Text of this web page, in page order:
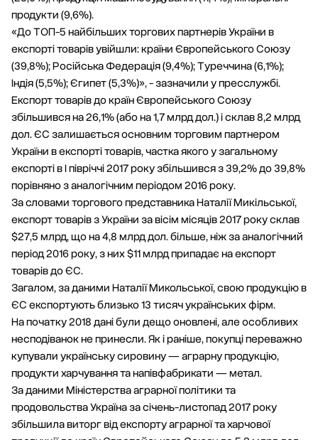
продукти (9,6%).
«До ТОП-5 найбільших торгових партнерів України в
експорті товарів увійшли: країни Європейського Союзу
(39,8%); Російська Федерація (9,4%); Туреччина (6,1%);
Індія (5,5%); Єгипет (5,3%)», - зазначили у пресслужбі.
Експорт товарів до країн Європейського Союзу
збільшився на 26,1% (або на 1,7 млрд дол.) і склав 8,2 млрд
дол. ЄС залишається основним торговим партнером
України в експорті товарів, частка якого у загальному
експорті в I півріччі 2017 року збільшився з 39,2% до 39,8%
порівняно з аналогічним періодом 2016 року.
За словами торгового представника Наталії Микільської,
експорт товарів з України за вісім місяців 2017 року склав
$27,5 млрд, що на 4,8 млрд дол. більше, ніж за аналогічний
період 2016 року, з них $11 млрд припадає на експорт
товарів до ЄС.
Загалом, за даними Наталії Микольської, свою продукцію в
ЄС експортують близько 13 тисяч українських фірм.
На початку 2018 дані були дещо оновлені, але особливих
несподіванок не принесли. Як і раніше, покупці переважно
купували українську сировину — аграрну продукцію,
продукти харчування та напівфабрикати — метал.
За даними Міністерства аграрної політики та
продовольства Україна за січень-листопад 2017 року
збільшила виторг від експорту аграрної та харчової